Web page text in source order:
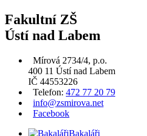
Fakultní ZŠ
Ústí nad Labem
Mírová 2734/4, p.o.
400 11 Ústí nad Labem
IČ 44553226
Telefon: 472 77 20 79
info@zsmirova.net
Facebook
Bakaláři